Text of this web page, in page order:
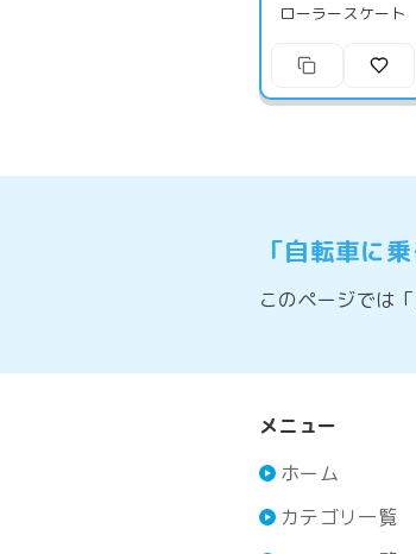
ローラースケート
「自転車に
このページでは
メニュー
ホーム
カテゴリ一覧